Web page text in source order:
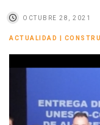
OCTUBRE 28, 2021
ACTUALIDAD